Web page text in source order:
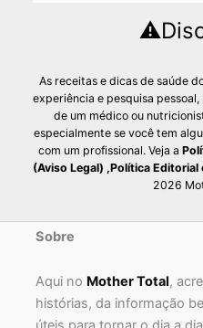
As receitas e dicas de saúde
experiência e pesquisa
de um médico ou
especialmente se você tem
com um profissional. Veja a
(Aviso Legal) ,Política Editorial
2026
Sobre
Aqui no Mother Total,
histórias, da informação